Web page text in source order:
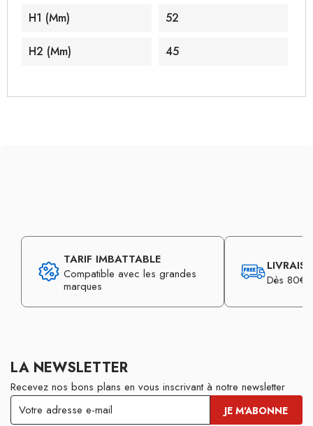
H1 (mm) 52
H2 (mm) 45
TARIF IMBATTABLE
Compatible avec les grandes
marques
Dès 80€
LA NEWSLETTER
Recevez nos bons plans en vous inscrivant à notre newsletter